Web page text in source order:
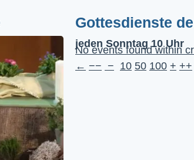
Gottesdienste
jeden Sonntag 10 Uhr
No events found within
← −− − 10 50 100 + ++